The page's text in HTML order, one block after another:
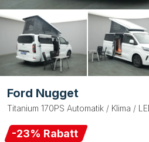
Ford Nugget
Titanium 170PS Automatik / Klima /
-23% Rabatt